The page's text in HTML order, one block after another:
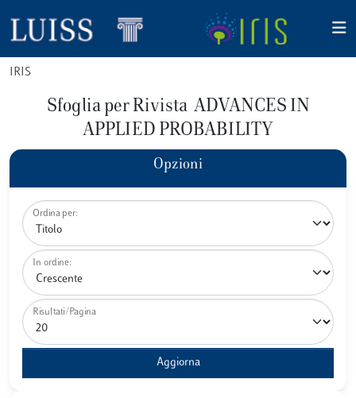
IRIS
Sfoglia per Rivista ADVANCES IN
APPLIED PROBABILITY
Opzioni
Ordina per:
In ordine:
Risultati/Pagina